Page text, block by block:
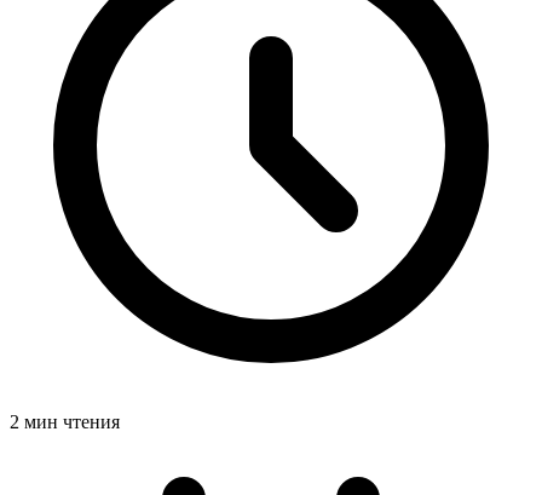
2 мин чтения